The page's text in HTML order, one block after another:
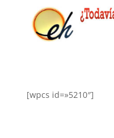
[wpcs id=»5210″]